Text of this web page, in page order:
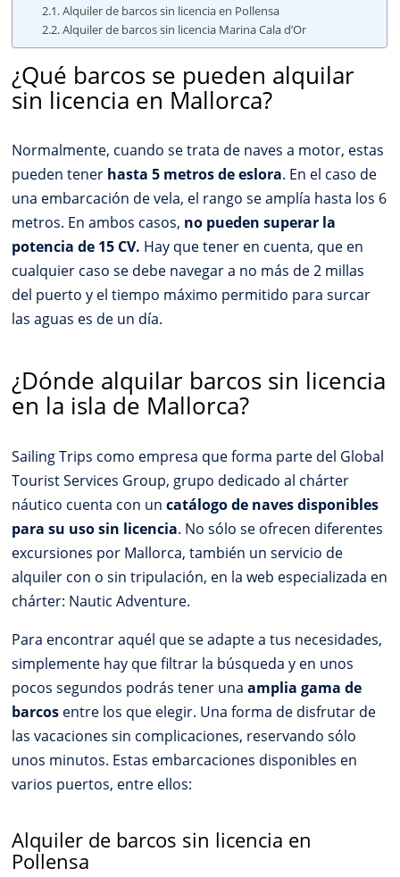
Alquiler de barcos sin licencia en Pollensa
Alquiler de barcos sin licencia Marina Cala d’Or
¿Qué barcos se pueden alquilar
sin licencia en Mallorca?
Normalmente, cuando se trata de naves a motor, estas
pueden tener hasta 5 metros de eslora. En el caso de
una embarcación de vela, el rango se amplía hasta los 6
metros. En ambos casos, no pueden superar la
potencia de 15 CV. Hay que tener en cuenta, que en
cualquier caso se debe navegar a no más de 2 millas
del puerto y el tiempo máximo permitido para surcar
las aguas es de un día.
¿Dónde alquilar barcos sin licencia
en la isla de Mallorca?
Sailing Trips como empresa que forma parte del Global
Tourist Services Group, grupo dedicado al chárter
náutico cuenta con uncatálogo de naves disponibles
para su uso sin licencia. No sólo se ofrecen diferentes
excursiones por Mallorca, también un servicio de
alquiler con o sin tripulación, en la web especializada en
chárter: Nautic Adventure.
Para encontrar aquél que se adapte a tus necesidades,
simplemente hay que filtrar la búsqueda y en unos
pocos segundos podrás tener unaamplia gama de
barcos entre los que elegir. Una forma de disfrutar de
las vacaciones sin complicaciones, reservando sólo
unos minutos. Estas embarcaciones disponibles en
varios puertos, entre ellos:
Alquiler de barcos sin licencia en
Pollensa